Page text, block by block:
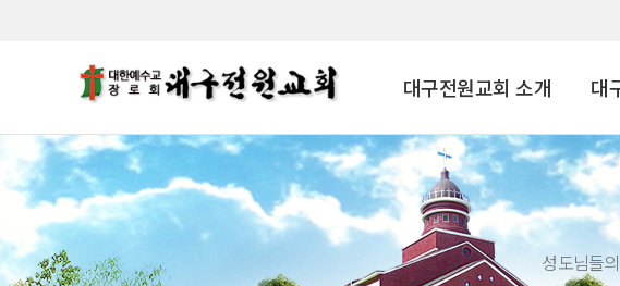
대구전원교회 소개 대
성도님들